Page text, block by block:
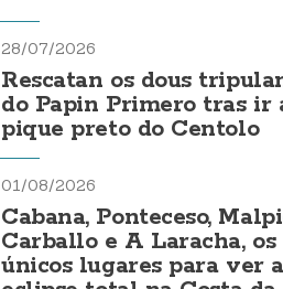
28/07/2026
Rescatan os dous
do Papin Primero tras ir
pique preto do Centolo
01/08/2026
Cabana, Ponteceso,
Carballo e A Laracha, os
únicos lugares para ver a